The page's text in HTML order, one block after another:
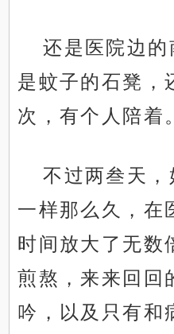
还是医院边
是蚊子的石凳，
次，有个人陪着。
不过两叁天
一样那么久，在
时间放大了无数
煎熬，来来回回
吟，以及只有和